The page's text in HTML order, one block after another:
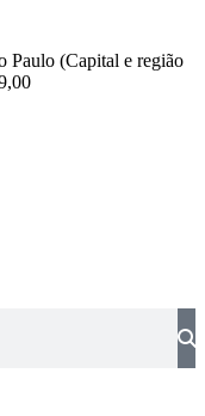
Paulo (Capital e região